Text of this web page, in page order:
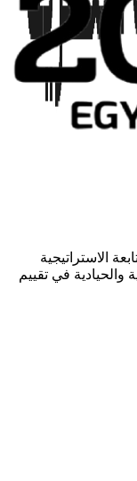
آلية مستقلة أطلقت عام 2017 لمتابعة الاستراتيجية
الشفافية والحيادية في تقييم